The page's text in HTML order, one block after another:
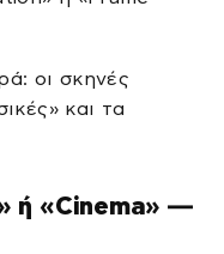
οι σκηνές
και τα
ή «Cinema» —